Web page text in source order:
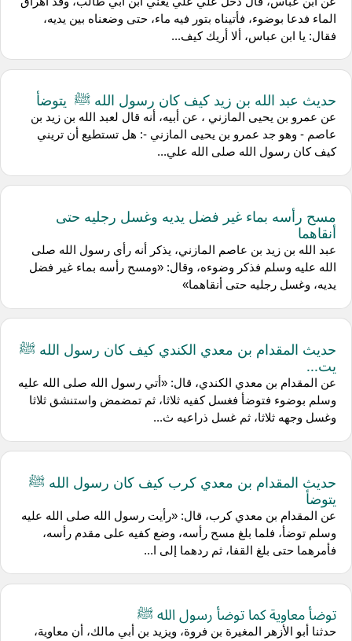
الماء فدعا بوضوء، فأتيناه بتور فيه ماء، حتى وضعناه بين يديه،
فقال: يا ابن عباس، ألا أريك كيف...
حديث عبد الله بن زيد كيف كان رسول الله ﷺ يتوضأ
عن عمرو بن يحيى المازني ، عن أبيه، أنه قال لعبد الله بن زيد بن
عاصم - وهو جد عمرو بن يحيى المازني -: هل تستطيع أن تريني
كيف كان رسول الله صلى الله علي...
مسح رأسه بماء غير فضل يديه وغسل رجليه حتى
أنقاهما
عبد الله بن زيد بن عاصم المازني، يذكر أنه رأى رسول الله صلى
الله عليه وسلم فذكر وضوءه، وقال: «ومسح رأسه بماء غير فضل
يديه، وغسل رجليه حتى أنقاهما»
حديث المقدام بن معدي الكندي كيف كان رسول الله ﷺ
يت...
عن المقدام بن معدي الكندي، قال: «أتي رسول الله صلى الله عليه
وسلم بوضوء فتوضأ فغسل كفيه ثلاثا، ثم تمضمض واستنشق ثلاثا
وغسل وجهه ثلاثا، ثم غسل ذراعيه ث...
حديث المقدام بن معدي كرب كيف كان رسول الله ﷺ
يتوضأ
عن المقدام بن معدي كرب، قال: «رأيت رسول الله صلى الله عليه
وسلم توضأ، فلما بلغ مسح رأسه، وضع كفيه على مقدم رأسه،
فأمرهما حتى بلغ القفا، ثم ردهما إلى ا...
توضأ معاوية كما توضأ رسول الله ﷺ
حدثنا أبو الأزهر المغيرة بن فروة، ويزيد بن أبي مالك، أن معاوية،